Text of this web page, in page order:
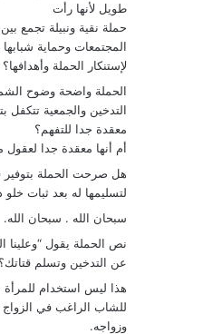
طويل لأنها رأت
حملة نقية ونبيلة تجمع
المجتمعات وحماية شبابها
لإستنكار الحملة وأهدافها؟
الحملة واضحة وضوح
التدخين والجمعية تتكفل
معقدة جدا للتفهم؟
أم أنها معقدة جدا لعقول
هل صرحت الحملة بتوفير
لتسليمها له بعد ثبات
سبحان الله . سبحان الله.
نص الحملة يقول “وعلينا
عن التدخين وتسلم قتاتك؟
هذا ليس استخدام للمرأة
للشاب الراغب في
وزواجه.